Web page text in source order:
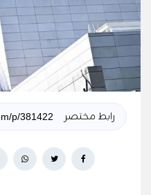
رابط مختصر